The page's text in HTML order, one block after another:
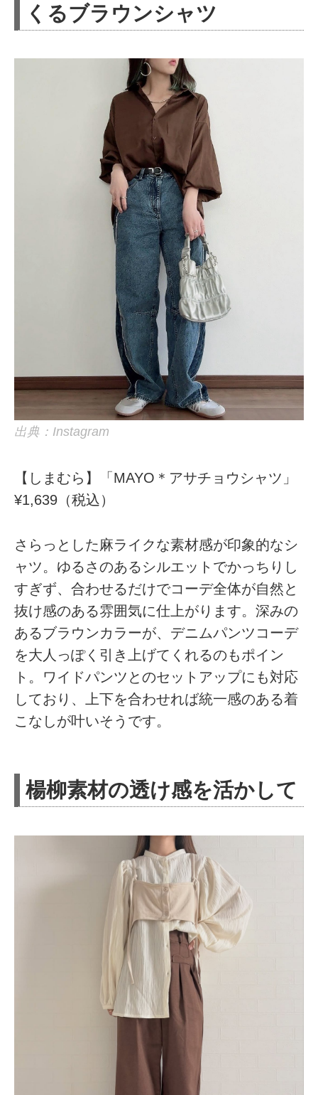
くるブラウンシャツ
出典：Instagram
【しまむら】「MAYO＊アサチョウシャツ」
¥1,639（税込）
さらっとした麻ライクな素材感が印象的なシ
ャツ。ゆるさのあるシルエットでかっちりし
すぎず、合わせるだけでコーデ全体が自然と
抜け感のある雰囲気に仕上がります。深みの
あるブラウンカラーが、デニムパンツコーデ
を大人っぽく引き上げてくれるのもポイン
ト。ワイドパンツとのセットアップにも対応
しており、上下を合わせれば統一感のある着
こなしが叶いそうです。
楊柳素材の透け感を活かして